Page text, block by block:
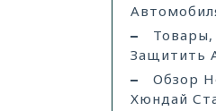
Защитить
Обзор
Хюндай